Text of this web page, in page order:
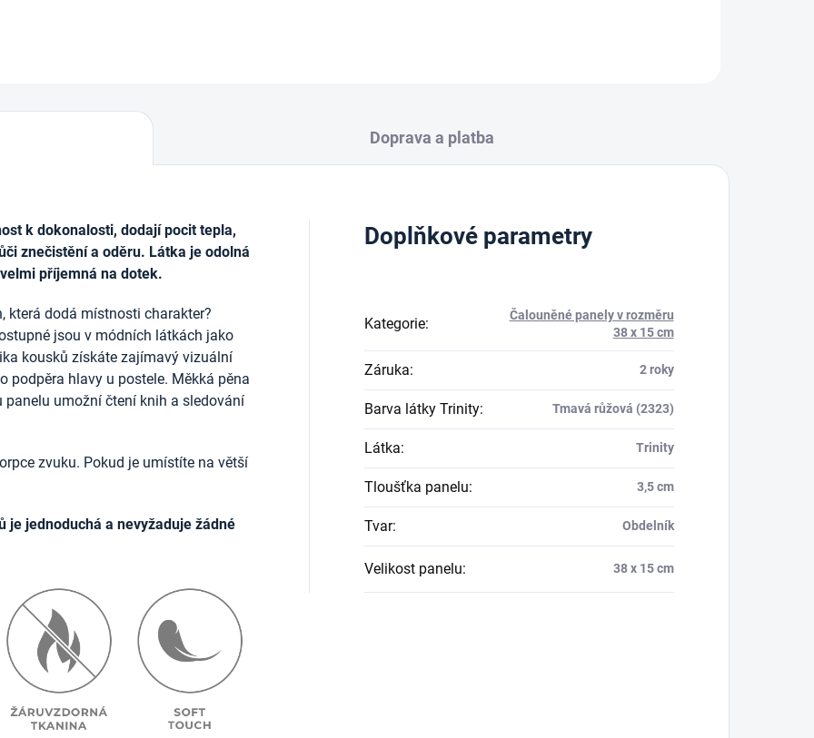
Doprava a platba
k dokonalosti, dodají pocit tepla,
znečistění a oděru. Látka je odolná
příjemná na dotek.
která dodá místnosti charakter?
jsou v módních látkách jako
kousků získáte zajímavý vizuální
podpěra hlavy u postele. Měkká pěna
umožní čtení knih a sledování
zvuku. Pokud je umístíte na větší
je jednoduchá a nevyžaduje žádné
Doplňkové parametry
Kategorie:
Čalouněné panely v rozměru
38 x 15 cm
Záruka: 2 roky
Barva látky Trinity: Tmavá růžová (2323)
Látka: Trinity
Tloušťka panelu: 3,5 cm
Tvar: Obdelník
Velikost panelu: 38 x 15 cm